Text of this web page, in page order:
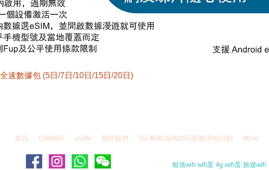
速數據包 (5日/7日/10日/15日/20日)
首頁 ChillWiFi eSIM 關於我們 5G 商業/場地WiFi策展/月租計劃 More
租借wifi wifi蛋 4g wifi蛋 旅遊wifi